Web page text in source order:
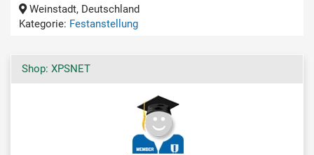
Weinstadt, Deutschland
Kategorie: Festanstellung
Shop: XPSNET